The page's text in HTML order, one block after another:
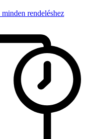
minden rendeléshez